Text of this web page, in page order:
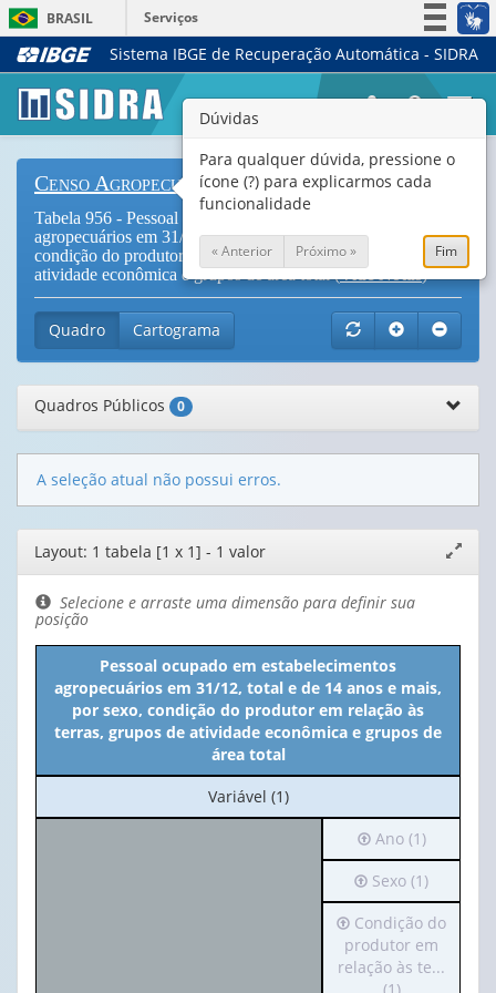
BRASIL
Serviços
Simplifique!
Legislação
Canais
Sistema IBGE de Recuperação Automática - SIDRA
Censo Agropecuário
Tabela 956 - Pessoal ocupado em estabelecimentos
agropecuários em 31/12, total e de 14 anos e mais, por sexo,
condição do produtor em relação às terras, grupos de
atividade econômica e grupos de área total (Vide Notas )
Quadro Cartograma
Quadros Públicos 0
A seleção atual não possui erros.
Editor
de
layout
janela
Layout: 1 tabela [1 x 1] - 1 valor
Selecione e arraste uma dimensão para definir sua
posição
Pessoal ocupado em estabelecimentos
agropecuários em 31/12, total e de 14 anos e mais,
por sexo, condição do produtor em relação às
terras, grupos de atividade econômica e grupos de
área total
No
cabeçalho:
Variável (1)
Irá
para
o
cabeçalho
(possui
apenas
1
Ano (1)
Irá
para
o
cabeçalho
(possui
Sexo (1)
Irá
para
o
cabeçalho
Condição do
produtor em
relação às te...
Dúvidas
Para qualquer dúvida, pressione o
ícone (?) para explicarmos cada
funcionalidade
« Anterior Próximo » Fim